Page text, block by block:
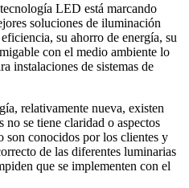
LED está marcando
soluciones de iluminación
su ahorro de energía, su
con el medio ambiente lo
instalaciones de sistemas de
relativamente nueva, existen
no se tiene claridad o aspectos
son conocidos por los clientes y
de las diferentes luminarias
que se implementen con el